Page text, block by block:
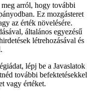
arról, hogy további
Ez mozgásteret
az érték növelésére.
általános egyezésű
létrehozásával és
lépj be a Javaslatok
további befektetésekkel
vagy értéket.